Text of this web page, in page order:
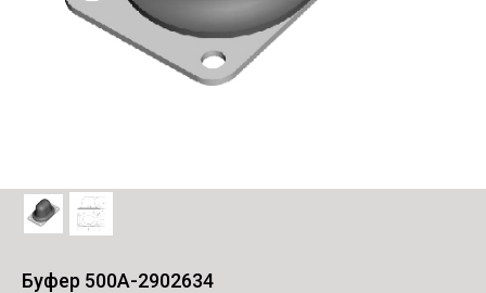
Буфер 500А-2902634